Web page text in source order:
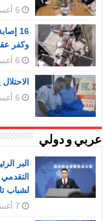
6 أغسطس، 2026
16
وكفر
6 أغسطس، 2026
6 أغسطس، 2026
عربي و دولي
البر
لشباب
7 أغسطس، 2026